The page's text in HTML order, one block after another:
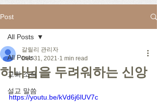
Post
All Posts
교회 소식
설교 말씀
All Posts
하나님을 두려워하는 신앙
갈릴리 관리자
Dec 31, 2021 1 min read
https://youtu.be/kVd6j6lUV7c